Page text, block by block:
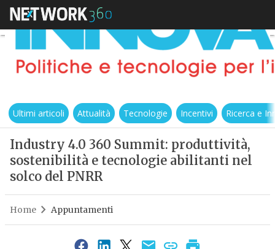
Ultimi articoli Attualità Tecnologie Incentivi Ricerca e
Industry 4.0 360 Summit: produttività,
sostenibilità e tecnologie abilitanti nel
solco del PNRR
Home Appuntamenti